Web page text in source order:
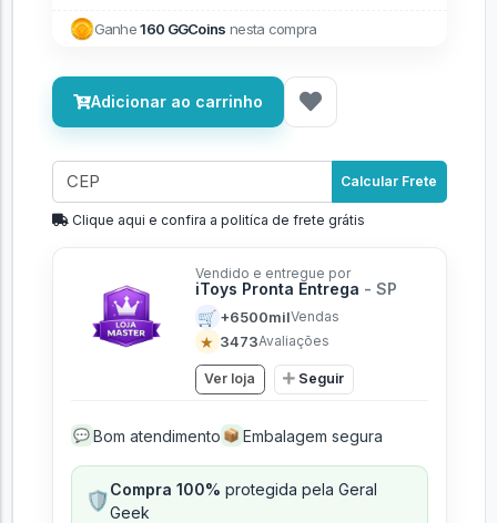
Ganhe160 GGCoins nesta compra
Adicionar ao carrinho
Calcular Frete
Clique aqui e confira a politíca de frete grátis
Vendido e entregue por
iToys Pronta Entrega - SP
🛒 +6500milVendas
★ 3473Avaliações
Ver loja Seguir
💬 Bom atendimento 📦 Embalagem segura
🛡️Compra 100% protegida pela Geral
Geek